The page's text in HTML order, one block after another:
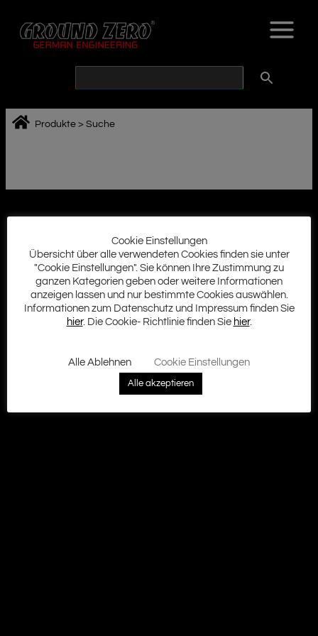
springen
Produkte >Suche
Ground Zero History
Impressum
AGB
Datenschutz
Cookie Richtlinie
Kontakt
Cookie Einstellungen
Übersicht über alle verwendeten Cookies finden sie unter
"Cookie Einstellungen". Sie können Ihre Zustimmung zu
ganzen Kategorien geben oder weitere Informationen
anzeigen lassen und nur bestimmte Cookies auswählen.
Informationen zum Datenschutz und Impressum finden Sie
hier. Die Cookie- Richtlinie finden Sie hier.
Alle Ablehnen Cookie Einstellungen
Alle akzeptieren